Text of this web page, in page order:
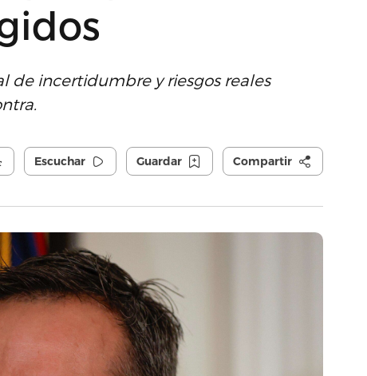
de incertidumbre y riesgos reales
Escuchar Guardar Compartir